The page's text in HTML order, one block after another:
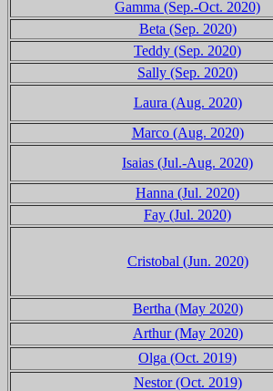
Gamma (Sep.-Oct. 2020)
Beta (Sep. 2020)
Teddy (Sep. 2020)
Sally (Sep. 2020)
Laura (Aug. 2020)
Marco (Aug. 2020)
Isaias (Jul.-Aug. 2020)
Hanna (Jul. 2020)
Fay (Jul. 2020)
Cristobal (Jun. 2020)
Bertha (May 2020)
Arthur (May 2020)
Olga (Oct. 2019)
Nestor (Oct. 2019)